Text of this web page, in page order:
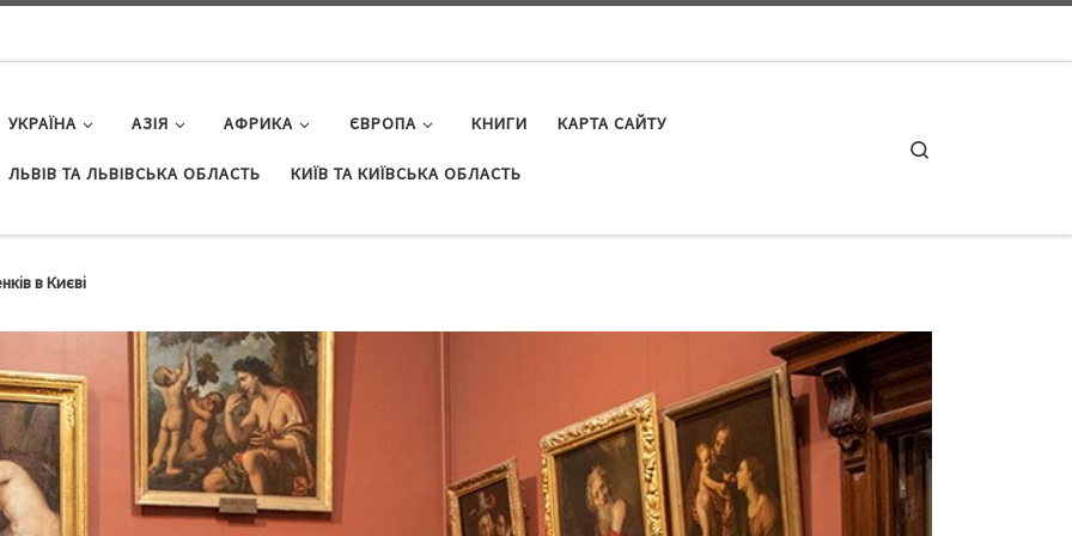
УКРАЇНА АЗІЯ АФРИКА ЄВРОПА КНИГИ КАРТА САЙТУ
ЛЬВІВ ТА ЛЬВІВСЬКА ОБЛАСТЬ КИЇВ ТА КИЇВСЬКА ОБЛАСТЬ
в Києві